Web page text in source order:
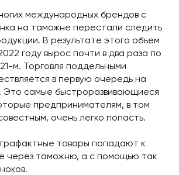
международных брендов с
на таможне перестали следить
В результате этого объем
году вырос почти в два раза по
м. Торговля поддельными
в первую очередь на
Это самые быстроразвивающиеся
предпринимателям, в том
очень легко попасть.
товары попадают к
через таможню, а с помощью так